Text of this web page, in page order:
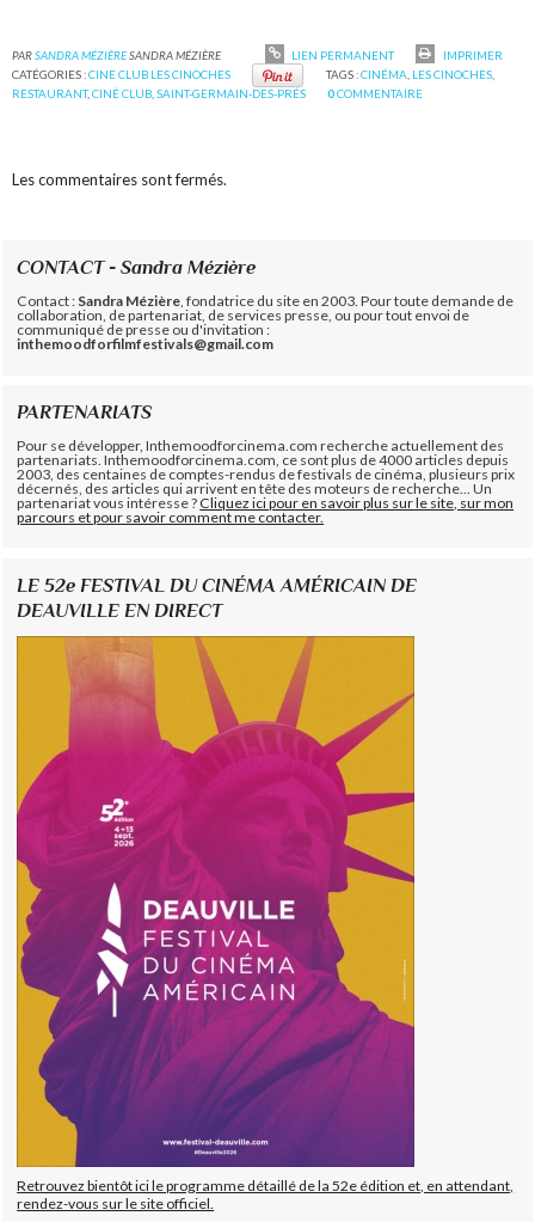
PARSANDRA MÉZIÈRESANDRA MÉZIÈRE LIEN PERMANENT
IMPRIMER
CATÉGORIES :CINE CLUB LES CINOCHES TAGS :CINÉMA LES CINOCHES,
RESTAURANT,CINÉ CLUB ,SAINT-GERMAIN-DES-PRÉS 0COMMENTAIRE
Les commentaires sont fermés.
CONTACT - Sandra Mézière
Contact : Sandra Mézière , fondatrice du site en 2003. Pour toute demande de
collaboration, de partenariat, de services presse, ou pour tout envoi de
communiqué de presse ou d'invitation :
inthemoodforfilmfestivals@gmail.com
PARTENARIATS
Pour se développer, Inthemoodforcinema.com recherche actuellement des
partenariats. Inthemoodforcinema.com, ce sont plus de 4000 articles depuis
2003, des centaines de comptes-rendus de festivals de cinéma, plusieurs prix
décernés, des articles qui arrivent en tête des moteurs de recherche... Un
partenariat vous intéresse ?Cliquez ici pour en savoir plus sur le site, sur mon
parcours et pour savoir comment me contacter.
LE 52e FESTIVAL DU CINÉMA AMÉRICAIN DE
DEAUVILLE EN DIRECT
Retrouvez bientôt ici le programme détaillé de la 52e édition et, en attendant,
rendez-vous sur le site officiel.